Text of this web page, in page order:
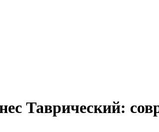
Таврический: